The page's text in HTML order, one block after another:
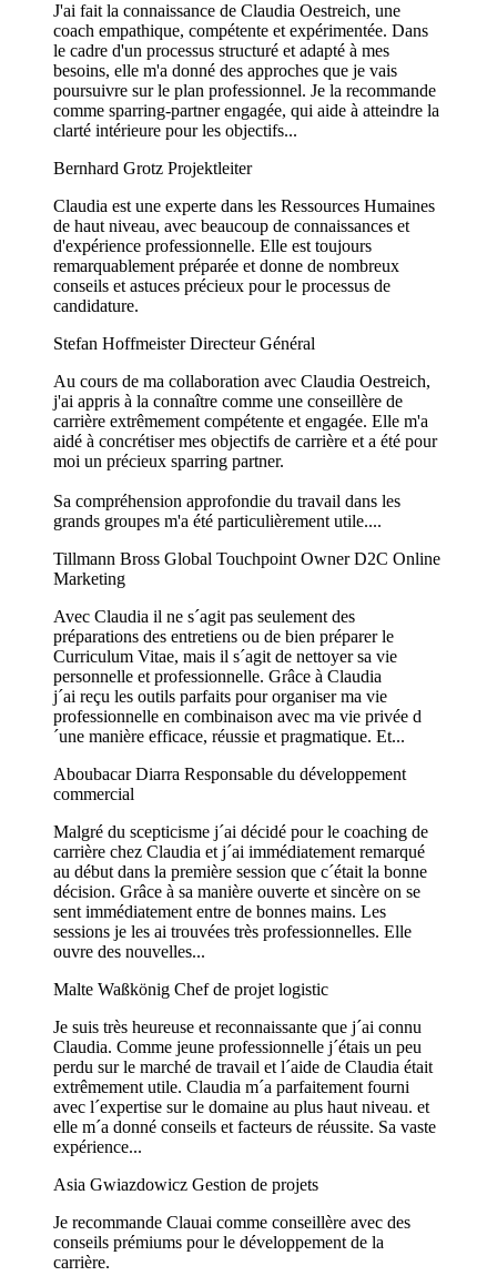
J'ai fait la connaissance de Claudia Oestreich, une
coach empathique, compétente et expérimentée. Dans
le cadre d'un processus structuré et adapté à mes
besoins, elle m'a donné des approches que je vais
poursuivre sur le plan professionnel. Je la recommande
comme sparring-partner engagée, qui aide à atteindre la
clarté intérieure pour les objectifs...
Bernhard Grotz Projektleiter
Claudia est une experte dans les Ressources Humaines
de haut niveau, avec beaucoup de connaissances et
d'expérience professionnelle. Elle est toujours
remarquablement préparée et donne de nombreux
conseils et astuces précieux pour le processus de
candidature.
Stefan HoffmeisterDirecteur Général
Au cours de ma collaboration avec Claudia Oestreich,
j'ai appris à la connaître comme une conseillère de
carrière extrêmement compétente et engagée. Elle m'a
aidé à concrétiser mes objectifs de carrière et a été pour
moi un précieux sparring partner.
Sa compréhension approfondie du travail dans les
grands groupes m'a été particulièrement utile....
Tillmann Bross Global Touchpoint Owner D2C Online
Marketing
Avec Claudia il ne s´agit pas seulement des
préparations des entretiens ou de bien préparer le
Curriculum Vitae, mais il s´agit de nettoyer sa vie
personnelle et professionnelle. Grâce à Claudia
j´ai reçu les outils parfaits pour organiser ma vie
professionnelle en combinaison avec ma vie privée d
´une manière efficace, réussie et pragmatique. Et...
Aboubacar Diarra Responsable du développement
commercial
Malgré du scepticisme j´ai décidé pour le coaching de
carrière chez Claudia et j´ai immédiatement remarqué
au début dans la première session que c´était la bonne
décision. Grâce à sa manière ouverte et sincère on se
sent immédiatement entre de bonnes mains. Les
sessions je les ai trouvées très professionnelles. Elle
ouvre des nouvelles...
Malte Waßkönig Chef de projet logistic
Je suis très heureuse et reconnaissante que j´ai connu
Claudia. Comme jeune professionnelle j´étais un peu
perdu sur le marché de travail et l´aide de Claudia était
extrêmement utile. Claudia m´a parfaitement fourni
avec l´expertise sur le domaine au plus haut niveau. et
elle m´a donné conseils et facteurs de réussite. Sa vaste
expérience...
Asia Gwiazdowicz Gestion de projets
Je recommande Clauai comme conseillère avec des
conseils prémiums pour le développement de la
carrière.